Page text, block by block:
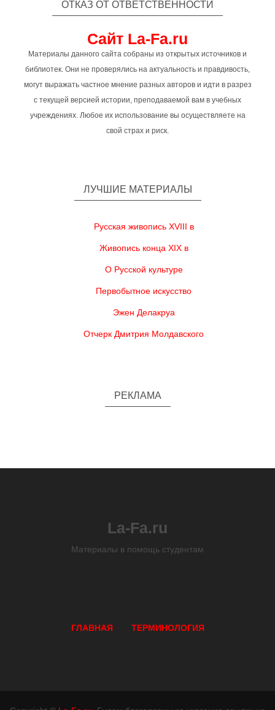
ОТКАЗ ОТ ОТВЕТСТВЕННОСТИ
Сайт La-Fa.ru
Материалы данного сайта собраны из открытых источников и
библиотек. Они не проверялись на актуальность и правдивость,
могут выражать частное мнение разных авторов и идти в разрез
с текущей версией истории, преподаваемой вам в учебных
учреждениях. Любое их использование вы осуществляете на
свой страх и риск.
ЛУЧШИЕ МАТЕРИАЛЫ
Русская живопись XVIII в
Живопись конца XIX в
О Русской культуре
Первобытное искусство
Эжен Делакруа
Отчерк Дмитрия Молдавского
РЕКЛАМА
La-Fa.ru
Материалы в помощь студентам
ГЛАВНАЯ ТЕРМИНОЛОГИЯ